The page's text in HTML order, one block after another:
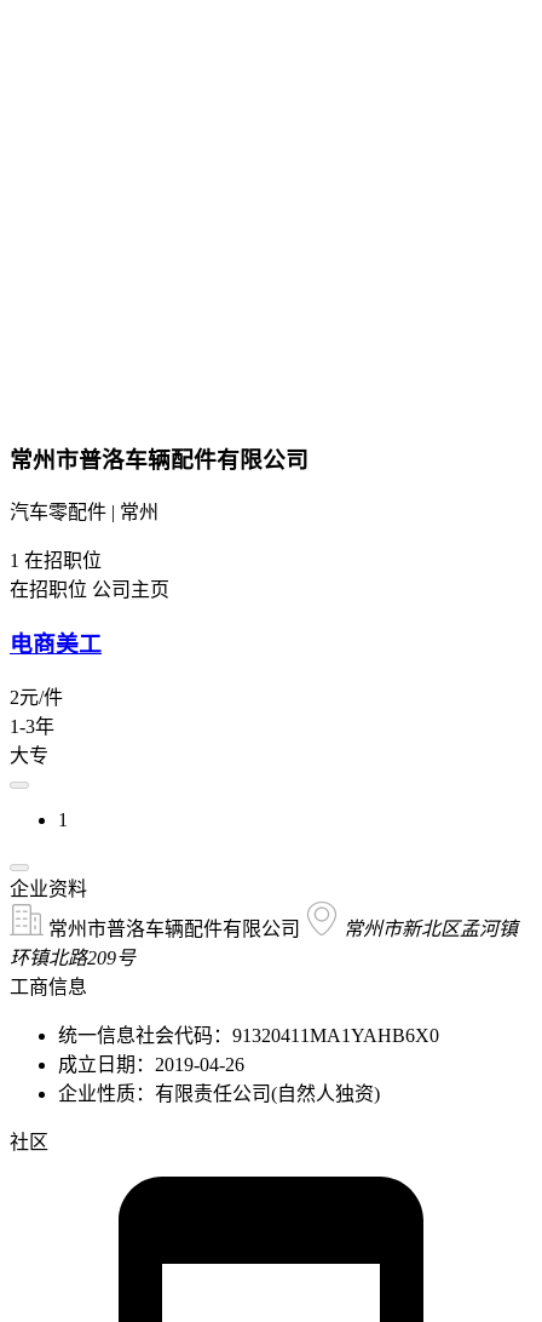
常州市普洛车辆配件有限公司
汽车零配件 | 常州
1 在招职位
在招职位 公司主页
电商美工
2元/件
1-3年
大专
1
企业资料
常州市普洛车辆配件有限公司
常州市新北区孟河镇
环镇北路209号
工商信息
统一信息社会代码：91320411MA1YAHB6X0
成立日期：2019-04-26
企业性质：有限责任公司(自然人独资)
社区